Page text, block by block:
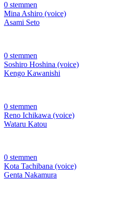
0 stemmen
Mina Ashiro (voice)
Asami Seto
0 stemmen
Soshiro Hoshina (voice)
Kengo Kawanishi
0 stemmen
Reno Ichikawa (voice)
Wataru Katou
0 stemmen
Kota Tachibana (voice)
Genta Nakamura